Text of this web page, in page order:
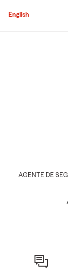
English
AGENTE DE